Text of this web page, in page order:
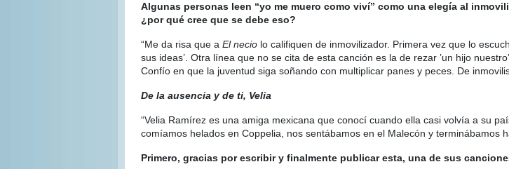
Algunas personas leen “yo me muero como viví” como una elegía al
¿por qué cree que se debe eso?
“Me da risa que a El necio lo califiquen de inmovilizador. Primera vez que lo
sus ideas’. Otra línea que no se cita de esta canción es la de rezar ʽun hijo
Confío en que la juventud siga soñando con multiplicar panes y peces. De
De la ausencia y de ti, Velia
“Velia Ramírez es una amiga mexicana que conocí cuando ella casi volvía a su
comíamos helados en Coppelia, nos sentábamos en el Malecón y terminábamos
Primero, gracias por escribir y finalmente publicar esta, una de sus